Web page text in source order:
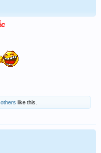
like this.